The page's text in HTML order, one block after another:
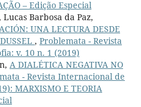
– Edição Especial
Barbosa da Paz,
UNA LECTURA DESDE
, Problemata - Revista
v. 10 n. 1 (2019)
A DIALÉTICA NEGATIVA NO
- Revista Internacional de
MARXISMO E TEORIA